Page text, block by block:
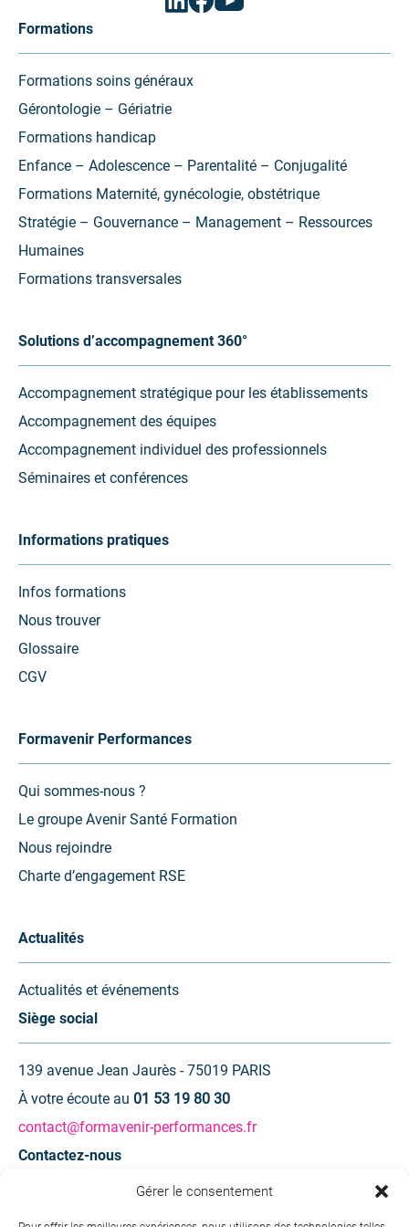
Gérer le consentement
(ouvrir
nouvel
(ouvrir
nouvel
(ouvrir
nouvel
Formations
Formations soins généraux
Gérontologie – Gériatrie
Formations handicap
Enfance – Adolescence – Parentalité – Conjugalité
Formations Maternité, gynécologie, obstétrique
Stratégie – Gouvernance – Management – Ressources
Humaines
Formations transversales
Solutions d’accompagnement 360°
Accompagnement stratégique pour les établissements
Accompagnement des équipes
Accompagnement individuel des professionnels
Séminaires et conférences
Informations pratiques
Infos formations
Nous trouver
Glossaire
CGV
Formavenir Performances
Qui sommes-nous ?
Le groupe Avenir Santé Formation
Nous rejoindre
Charte d’engagement RSE
Actualités
Actualités et événements
Siège social
139 avenue Jean Jaurès - 75019 PARIS
À votre écoute au 01 53 19 80 30
contact@formavenir-performances.fr
Contactez-nous